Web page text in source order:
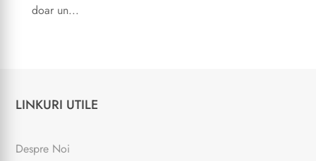
doar un...
LINKURI UTILE
Despre Noi